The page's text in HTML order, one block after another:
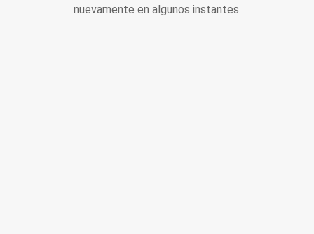
nuevamente en algunos instantes.